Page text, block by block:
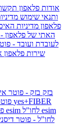
אודות פלאפון
ותנאי שימוש
פלאפון מדיניות
האתי של פלאפון
לעובדת ועובד -
שירות פלאפון
בזק בזק - פוטר
yes+FIBER
esim
לחו"ל - פוטר